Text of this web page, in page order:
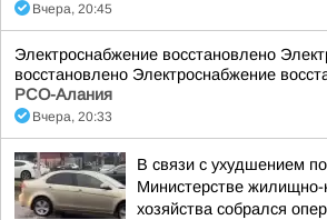
Вчера, 20:45
Электроснабжение восстановлено
восстановлено Электроснабжение
РСО-Алания
Вчера, 20:33
В связи с ухудшением
Министерстве жилищно-
хозяйства собрался